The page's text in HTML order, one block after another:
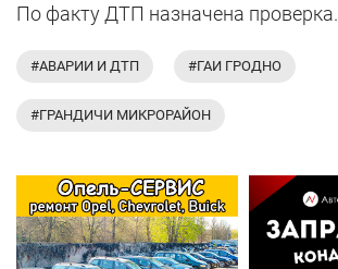
По факту ДТП назначена проверка.
#АВАРИИ И ДТП #ГАИ ГРОДНО
#ГРАНДИЧИ МИКРОРАЙОН